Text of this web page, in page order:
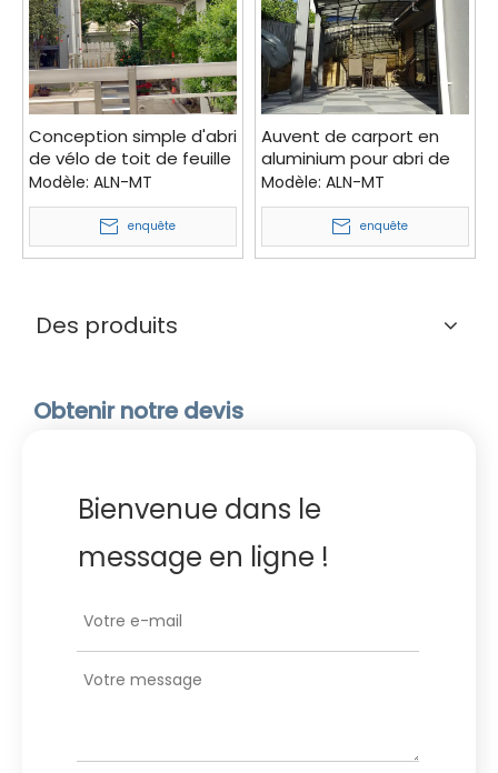
Conception simple d'abri
de vélo de toit de feuille
de polycarbonate de
cadre en aluminium pour
la vente en gros
Modèle: ALN-MT
enquête
Auvent de carport en
aluminium pour abri de
voiture à charge de
neige élevée en Chine
imperméable
Modèle: ALN-MT
enquête
Des produits
Obtenir notre devis
Bienvenue dans le
message en ligne !